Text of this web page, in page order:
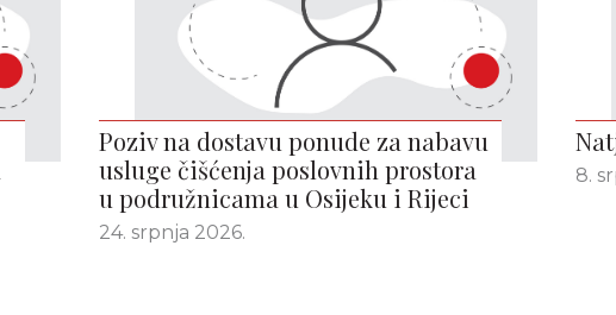
Poziv na dostavu ponude za nabavu
usluge čišćenja poslovnih prostora
u podružnicama u Osijeku i Rijeci
24. srpnja 2026.
8.